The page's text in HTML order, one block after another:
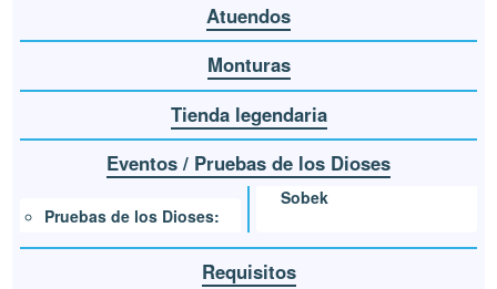
Atuendos
Monturas
Tienda legendaria
Eventos / Pruebas de los Dioses
Pruebas de los Dioses:
Sobek
Requisitos